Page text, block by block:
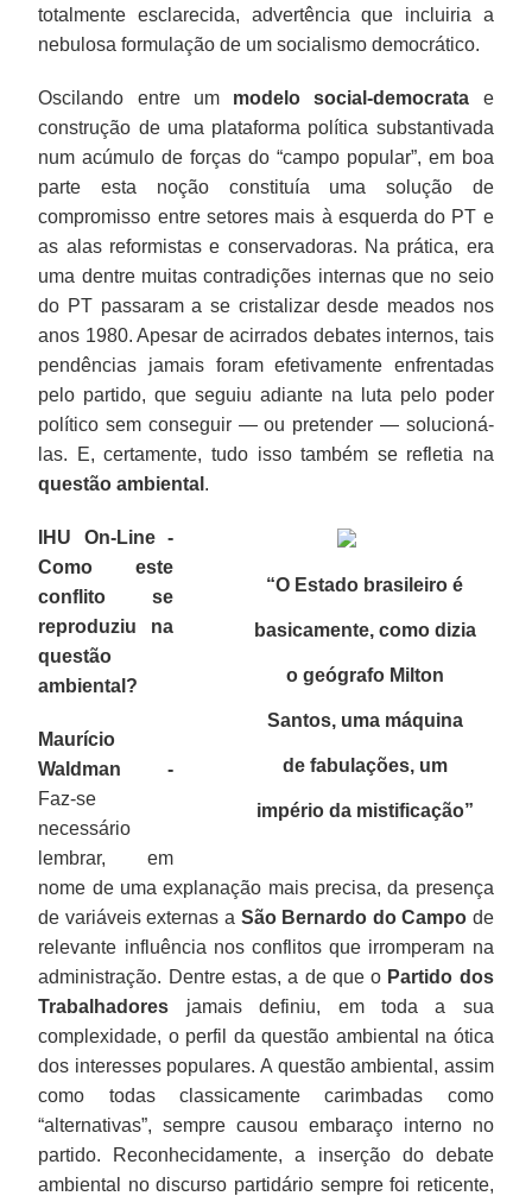
totalmente esclarecida, advertência que incluiria a
nebulosa formulação de um socialismo democrático.
Oscilando entre um modelo social-democrata e
construção de uma plataforma política substantivada
num acúmulo de forças do “campo popular”, em boa
parte esta noção constituía uma solução de
compromisso entre setores mais à esquerda do PT e
as alas reformistas e conservadoras. Na prática, era
uma dentre muitas contradições internas que no seio
do PT passaram a se cristalizar desde meados nos
anos 1980. Apesar de acirrados debates internos, tais
pendências jamais foram efetivamente enfrentadas
pelo partido, que seguiu adiante na luta pelo poder
político sem conseguir — ou pretender — solucioná-
las. E, certamente, tudo isso também se refletia na
questão ambiental .
“O Estado brasileiro é
basicamente, como dizia
o geógrafo Milton
Santos, uma máquina
de fabulações, um
império da mistificação”
IHU On-Line -
Como este
conflito se
reproduziu na
questão
ambiental?
Maurício
Waldman -
Faz-se
necessário
lembrar, em
nome de uma explanação mais precisa, da presença
de variáveis externas a São Bernardo do Campo de
relevante influência nos conflitos que irromperam na
administração. Dentre estas, a de que o Partido dos
Trabalhadores jamais definiu, em toda a sua
complexidade, o perfil da questão ambiental na ótica
dos interesses populares. A questão ambiental, assim
como todas classicamente carimbadas como
“alternativas”, sempre causou embaraço interno no
partido. Reconhecidamente, a inserção do debate
ambiental no discurso partidário sempre foi reticente,